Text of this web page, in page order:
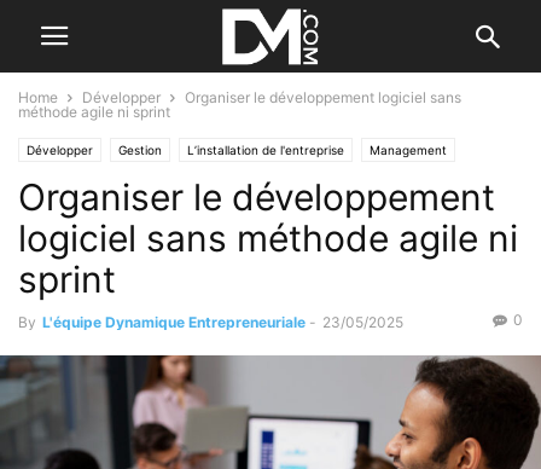
Home Développer
Organiser le développement logiciel sans
méthode agile ni sprint
Développer Gestion L’installation de l'entreprise Management
Le B.A. BA des RH Les logiciels
Organiser le développement
logiciel sans méthode agile ni
sprint
By L'équipe Dynamique Entrepreneuriale - 23/05/2025 0